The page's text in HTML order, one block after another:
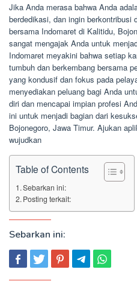
Jika Anda merasa bahwa Anda
berdedikasi, dan ingin berkontribusi
bersama Indomaret di Kalitidu,
sangat mengajak Anda untuk
Indomaret meyakini bahwa setiap
tumbuh dan berkembang bersama
yang kondusif dan fokus pada
menyediakan peluang bagi Anda
diri dan mencapai impian profesi
ini untuk menjadi bagian dari
Bojonegoro, Jawa Timur. Ajukan
wujudkan
Table of Contents
Sebarkan ini:
Posting terkait:
Sebarkan ini: